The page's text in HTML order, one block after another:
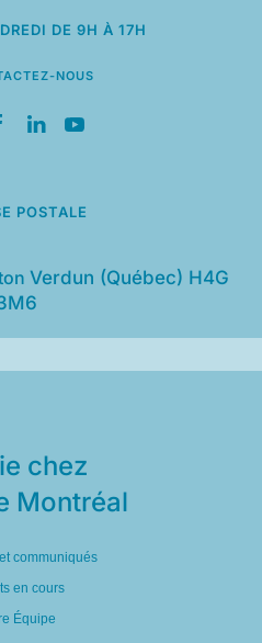
DE 9H À 17H
NOUS
POSTALE
Verdun (Québec) H4G
chez
Montréal
communiqués
en cours
Équipe